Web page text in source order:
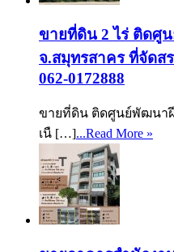
ขายที่ดิน 2 ไร่ ติดศู
จ.สมุทรสาคร ที่จัดส
062-0172888
ขายที่ดิน ติดศูนย์พัฒนา
เนื […]...Read More »